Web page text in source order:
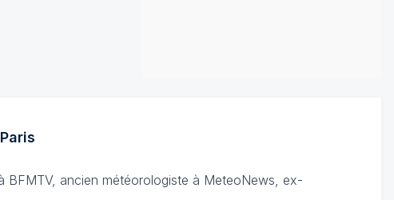
BFMTV, ancien météorologiste à MeteoNews, ex-